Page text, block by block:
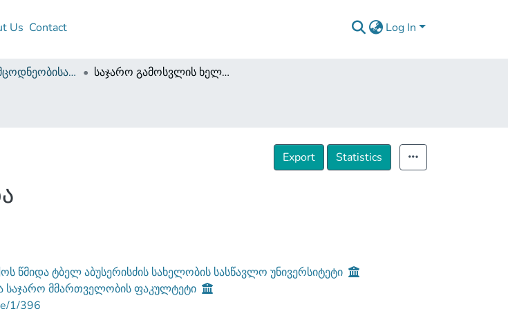
Us Contact Log In
სამართალმცოდნეობისა და საჯარო მმართველობის ფაკულტეტი (სამაგისტრო ნაშრომები) საჯარო გამოსვლის ხელოვნება
Export Statistics
წმიდა ტბელ აბუსერისძის სახელობის სასწავლო უნივერსიტეტი
საჯარო მმართველობის ფაკულტეტი
1/396